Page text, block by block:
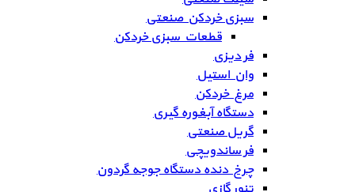
سبزی خردکن صنعتی
قطعات سبزی خردکن
فر دیزی
وان استیل
مرغ خردکن
دستگاه آبغوره گیری
گریل صنعتی
فر ساندویچی
چرخ دنده دستگاه جوجه گردون